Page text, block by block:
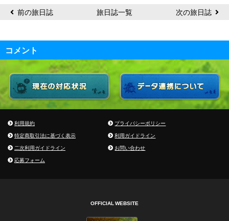
前の旅日誌 旅日誌一覧 次の旅日誌
コメント
利用規約
プライバシーポリシー
特定商取引法に基づく表示
利用ガイドライン
二次利用ガイドライン
お問い合わせ
応募フォーム
OFFICIAL WEBSITE